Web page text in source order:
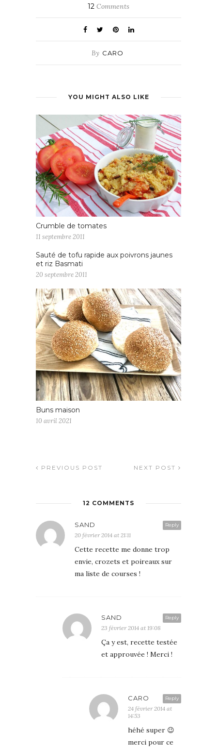
12 Comments
By CARO
YOU MIGHT ALSO LIKE
Crumble de tomates
11 septembre 2011
Sauté de tofu rapide aux poivrons jaunes
et riz Basmati
20 septembre 2011
Buns maison
10 avril 2021
PREVIOUS POST NEXT POST
12 COMMENTS
Reply
SAND
20 février 2014 at 21:11
Cette recette me donne trop
envie, crozets et poireaux sur
ma liste de courses !
Reply
SAND
23 février 2014 at 19:08
Ça y est, recette testée
et approuvée ! Merci !
Reply
CARO
24 février 2014 at
14:53
héhé super 😉
merci pour ce